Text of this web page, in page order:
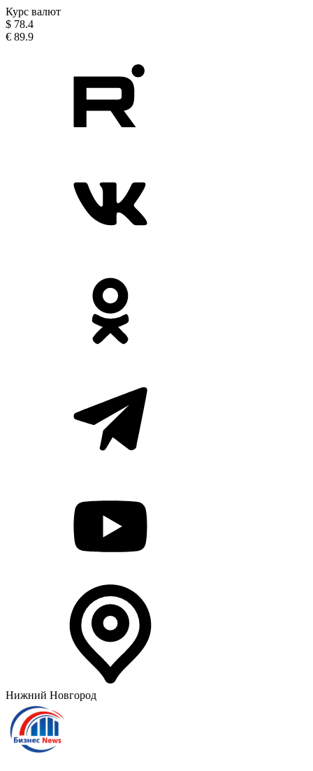
Курс валют
$ 78.4
€ 89.9
Нижний Новгород